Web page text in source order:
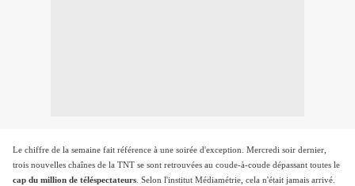
Le chiffre de la semaine fait référence à une soirée d'exception. Mercredi soir dernier,
trois nouvelles chaînes de la TNT se sont retrouvées au coude-à-coude dépassant toutes le
cap du million de téléspectateurs . Selon l'institut Médiamétrie, cela n'était jamais arrivé.